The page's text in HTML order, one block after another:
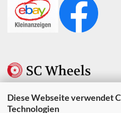
Diese Webseite verwendet
Technologien
Berndine Stein
Weustenweg 10